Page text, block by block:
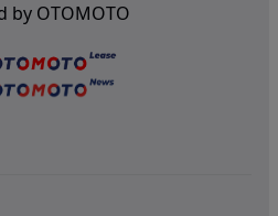
by OTOMOTO